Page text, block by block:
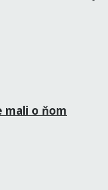
mali o ňom